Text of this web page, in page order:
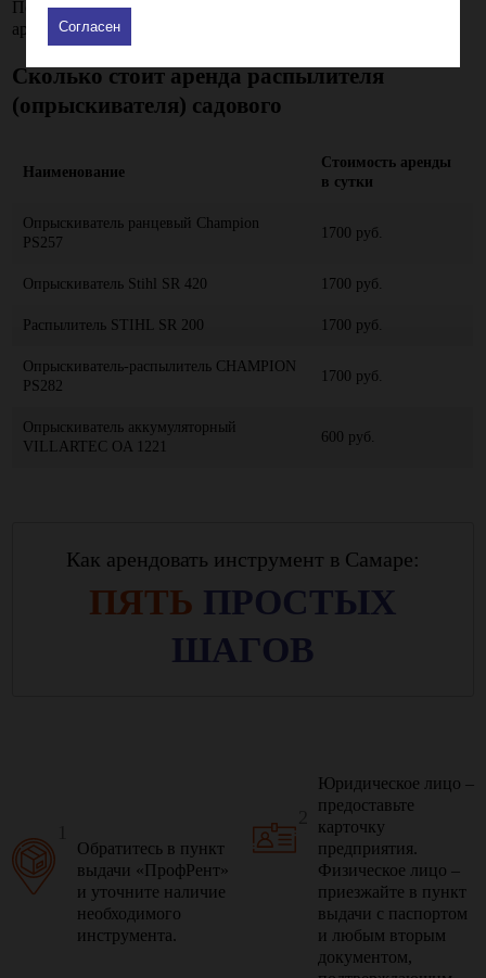
Подробные инструкции и регламент заключения договора
аренды смотрите в разделе Условия аренды.
Сколько стоитаренда распылителя
(опрыскивателя) садового
Наименование
Стоимость аренды
в сутки
Опрыскиватель ранцевый Champion
PS257
1700 руб.
Опрыскиватель Stihl SR 420 1700 руб.
Распылитель STIHL SR 200 1700 руб.
Опрыскиватель-распылитель CHAMPION
PS282
1700 руб.
Опрыскиватель аккумуляторный
VILLARTEC OA 1221
600 руб.
Как арендовать инструмент в Самаре:
ПЯТЬ ПРОСТЫХ
ШАГОВ
Обратитесь в пункт
выдачи «ПрофРент»
и уточните наличие
необходимого
инструмента.
Юридическое лицо –
предоставьте
карточку
предприятия.
Физическое лицо –
приезжайте в пункт
выдачи с паспортом
и любым вторым
документом,
Согласен